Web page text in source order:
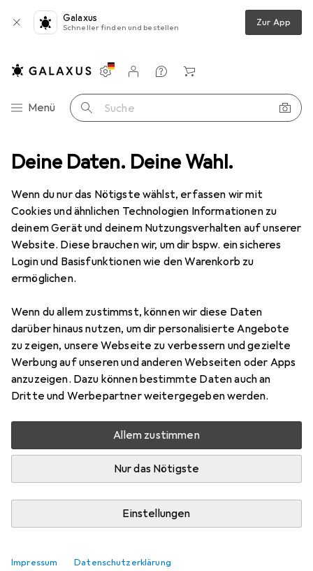
Deine Daten. Deine Wahl.
Wenn du nur das Nötigste wählst, erfassen wir mit
Cookies und ähnlichen Technologien Informationen zu
deinem Gerät und deinem Nutzungsverhalten auf unserer
Website. Diese brauchen wir, um dir bspw. ein sicheres
Login und Basisfunktionen wie den Warenkorb zu
ermöglichen.
Wenn du allem zustimmst, können wir diese Daten
darüber hinaus nutzen, um dir personalisierte Angebote
zu zeigen, unsere Webseite zu verbessern und gezielte
Werbung auf unseren und anderen Webseiten oder Apps
anzuzeigen. Dazu können bestimmte Daten auch an
Dritte und Werbepartner weitergegeben werden.
Allem zustimmen
Nur das Nötigste
Einstellungen
Impressum Datenschutzerklärung
Galaxus
Schneller finden und bestellen Zur App
Navigation nach Kategorien
Menü Suche
Einstellungen
Kundenkonto
Vergleichslisten
Merklisten
Warenkorb
Displays Screenbar Digitus LED Monitor-Leuchte
9 Bilder
DigitusLED Monitor-Leuchte
EUR
28,45
50
Bewertungen Marke
Mehr von Digitus
Testberichte
Nur 1 Stück an Lager beim Lieferanten
Lieferort angeben für genaue Lieferzeit
In den Warenkorb